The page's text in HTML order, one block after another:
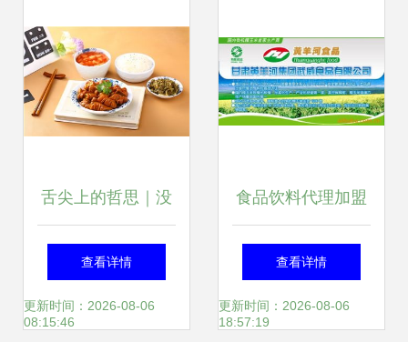
舌尖上的哲思｜没
吃过水俤粉干的米
粉，何谈感悟人生
查看详情
更新时间：2026-08-06
08:15:46
食品饮料代理加盟
指南 第53页聚焦餐
饮管理精髓
查看详情
更新时间：2026-08-06
18:57:19